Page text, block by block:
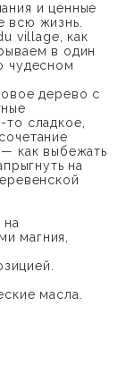
и ценные
всю жизнь.
village, как
в один
чудесном
дерево с
сладкое,
как выбежать
на
на
магния,
масла.